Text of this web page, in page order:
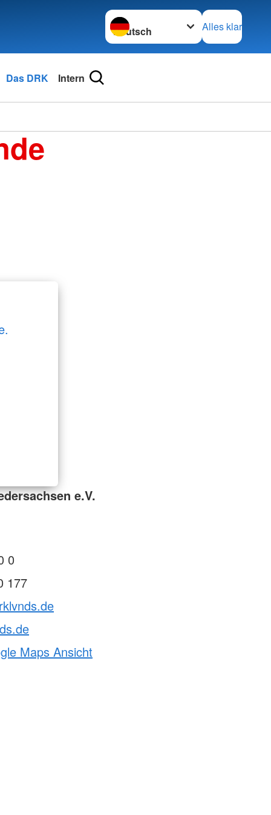
Sprache wechseln zu
Alles klar
Das DRK Intern
e.V.
0
177
Maps Ansicht